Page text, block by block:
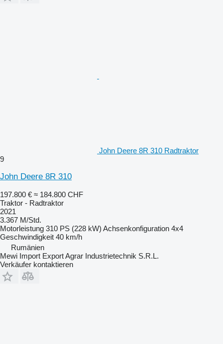
John Deere 8R 310 Radtraktor
9
John Deere 8R 310
197.800 € ≈ 184.800 CHF
Traktor - Radtraktor
2021
3.367 M/Std.
Motorleistung 310 PS (228 kW) Achsenkonfiguration 4x4
Geschwindigkeit 40 km/h
Rumänien
Mewi Import Export Agrar Industrietechnik S.R.L.
Verkäufer kontaktieren